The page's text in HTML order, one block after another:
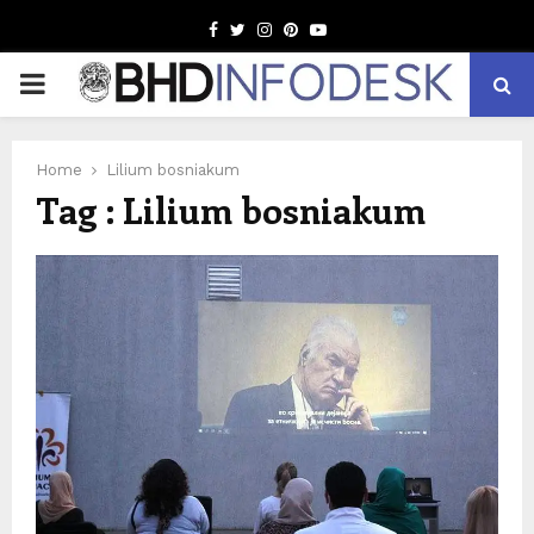
Facebook
TwitterInstagram
Pinterest
Youtube
PRIMARY
Home Lilium bosniakum
Tag : Lilium bosniakum